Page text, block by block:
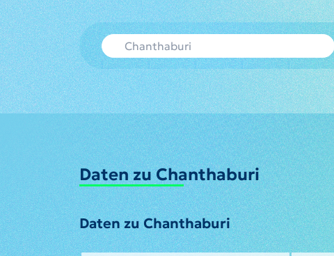
Daten zu Chanthaburi
Daten zu Chanthaburi